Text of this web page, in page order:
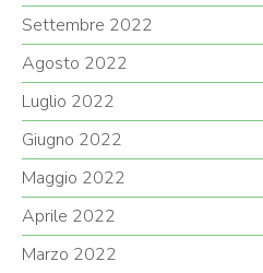
Settembre 2022
Agosto 2022
Luglio 2022
Giugno 2022
Maggio 2022
Aprile 2022
Marzo 2022